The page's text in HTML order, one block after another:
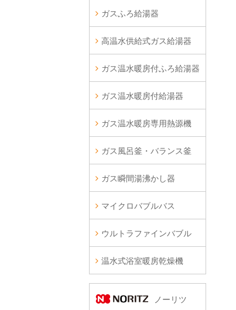
ガスふろ給湯器
高温水供給式ガス給湯器
ガス温水暖房付ふろ給湯器
ガス温水暖房付給湯器
ガス温水暖房専用熱源機
ガス風呂釜・バランス釜
ガス瞬間湯沸かし器
マイクロバブルバス
ウルトラファインバブル
温水式浴室暖房乾燥機
ノーリツ